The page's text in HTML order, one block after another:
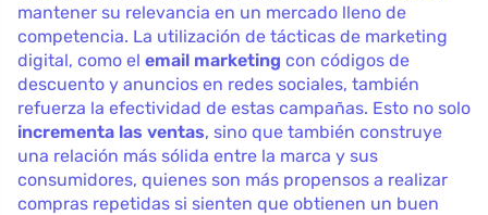
mantener su relevancia en un mercado lleno de
competencia. La utilización de tácticas de marketing
digital, como el email marketing con códigos de
descuento y anuncios en redes sociales, también
refuerza la efectividad de estas campañas. Esto no solo
incrementa las ventas, sino que también construye
una relación más sólida entre la marca y sus
consumidores, quienes son más propensos a realizar
compras repetidas si sienten que obtienen un buen